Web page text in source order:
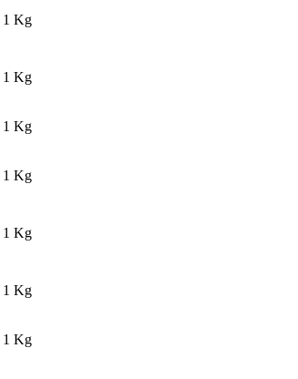
1 Kg
1 Kg
1 Kg
1 Kg
1 Kg
1 Kg
1 Kg